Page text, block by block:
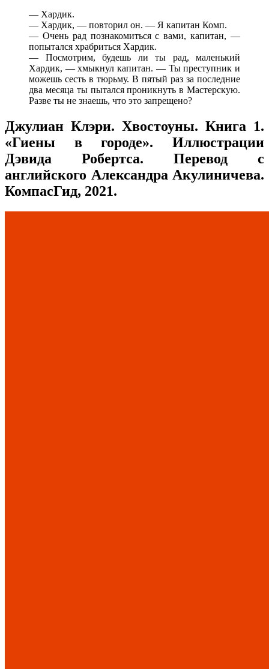
— Хардик.
— Хардик, — повторил он. — Я капитан Комп.
— Очень рад познакомиться с вами, капитан, —
попытался храбриться Хардик.
— Посмотрим, будешь ли ты рад, маленький
Хардик, — хмыкнул капитан. — Ты преступник и
можешь сесть в тюрьму. В пятый раз за последние
два месяца ты пытался проникнуть в Мастерскую.
Разве ты не знаешь, что это запрещено?
Джулиан Клэри. Хвостоуны. Книга 1.
«Гиены в городе». Иллюстрации
Дэвида Робертса. Перевод с
английского Александра Акулиничева.
КомпасГид, 2021.